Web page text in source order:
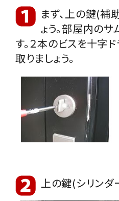
まず、上の鍵(補
ょう。部屋内の
す。２本のビスを十字
取りましょう。
上の鍵(シリンダ